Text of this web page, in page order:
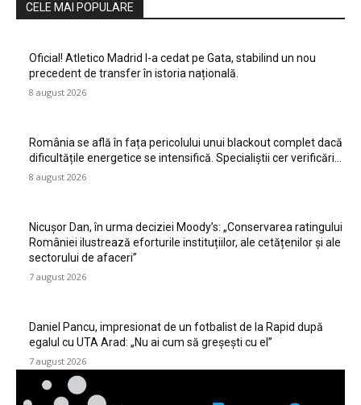
CELE MAI POPULARE
Oficial! Atletico Madrid l-a cedat pe Gata, stabilind un nou
precedent de transfer în istoria națională.
8 august 2026
România se află în fața pericolului unui blackout complet dacă
dificultățile energetice se intensifică. Specialiștii cer verificări…
8 august 2026
Nicușor Dan, în urma deciziei Moody’s: „Conservarea ratingului
României ilustrează eforturile instituțiilor, ale cetățenilor și ale
sectorului de afaceri”
7 august 2026
Daniel Pancu, impresionat de un fotbalist de la Rapid după
egalul cu UTA Arad: „Nu ai cum să greșești cu el”
7 august 2026